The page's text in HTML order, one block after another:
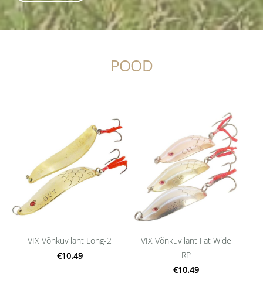
POOD
VIX Võnkuv lant Long-2
€10.49
VIX Võnkuv lant Fat Wide
RP
€10.49